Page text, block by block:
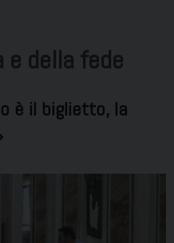
e della fede
è il biglietto, la